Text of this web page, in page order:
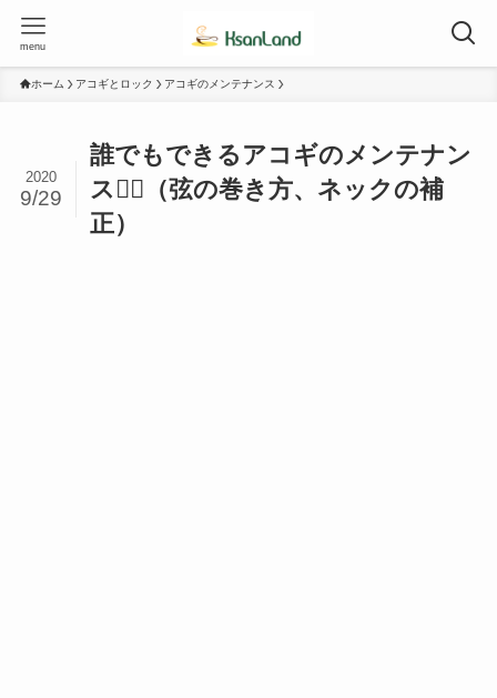
menu
ホーム アコギとロック アコギのメンテナンス
誰でもできるアコギのメンテナン
ス２⃣（弦の巻き方、ネックの補
正）
2020
9/29